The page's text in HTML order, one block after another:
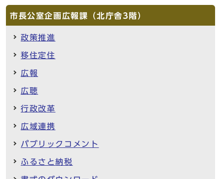
市長公室企画広報課（北庁舎3階）
政策推進
移住定住
広報
広聴
行政改革
広域連携
パブリックコメント
ふるさと納税